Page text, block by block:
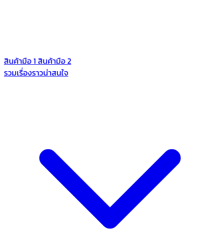
สินค้ามือ 1 สินค้ามือ 2
รวมเรื่องราวน่าสนใจ